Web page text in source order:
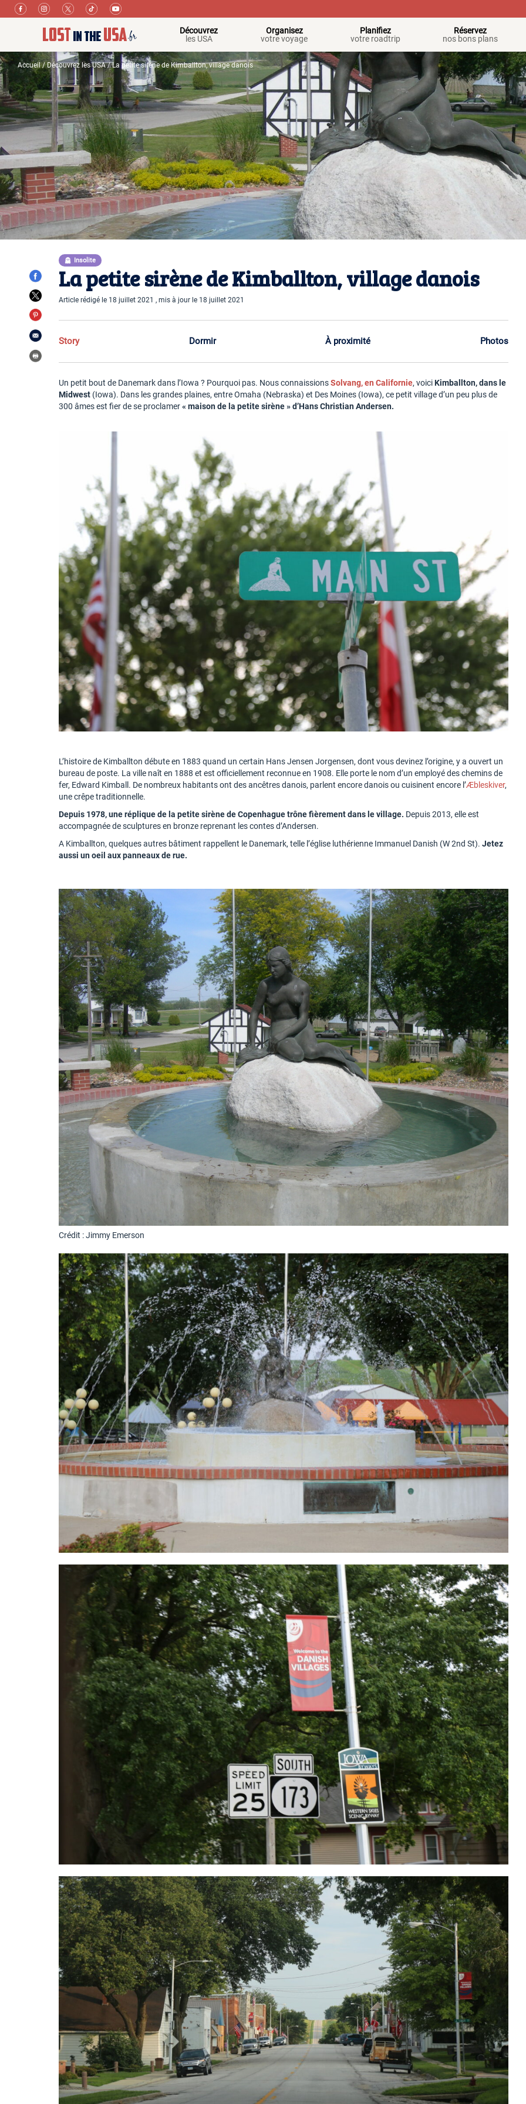
Découvrez
les USA
Organisez
votre voyage
Planifiez
votre roadtrip
Réservez
nos bons plans
Accueil/Découvrez les USA/ La petite sirène de Kimballton, village danois
Insolite
La petite sirène de Kimballton, village danois
Article rédigé le 18 juillet 2021 , mis à jour le 18 juillet 2021
Story Dormir À proximité Photos
Un petit bout de Danemark dans l’Iowa ? Pourquoi pas. Nous connaissionsSolvang, en Californie, voiciKimballton, dans le
Midwest (Iowa). Dans les grandes plaines, entre Omaha (Nebraska) et Des Moines (Iowa), ce petit village d’un peu plus de
300 âmes est fier de se proclamer« maison de la petite sirène » d’Hans Christian Andersen.
L’histoire de Kimballton débute en 1883 quand un certain Hans Jensen Jorgensen, dont vous devinez l’origine, y a ouvert un
bureau de poste. La ville naît en 1888 et est officiellement reconnue en 1908. Elle porte le nom d’un employé des chemins de
fer, Edward Kimball. De nombreux habitants ont des ancêtres danois, parlent encore danois ou cuisinent encore l’Æbleskiver,
une crêpe traditionnelle.
Depuis 1978, une réplique de la petite sirène de Copenhague trône fièrement dans le village. Depuis 2013, elle est
accompagnée de sculptures en bronze reprenant les contes d’Andersen.
A Kimballton, quelques autres bâtiment rappellent le Danemark, telle l’église luthérienne Immanuel Danish (W 2nd St).Jetez
aussi un oeil aux panneaux de rue.
Crédit : Jimmy Emerson